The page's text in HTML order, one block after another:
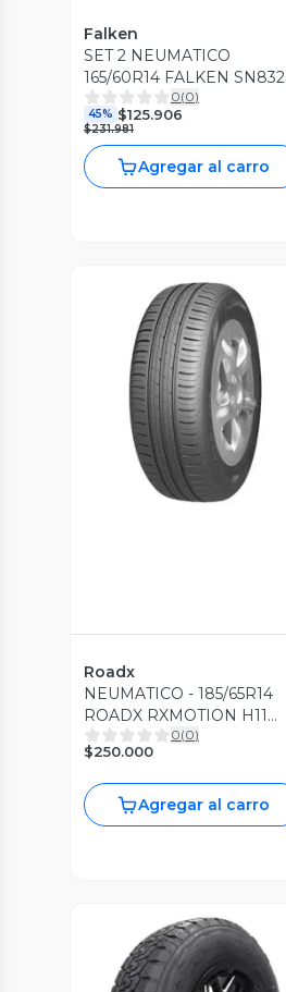
Falken
SET 2 NEUMATICO
165/60R14 FALKEN SN832
75T ID
0(0)
45% $125.906
$231.981
Agregar al carro
Vista Previa
Roadx
NEUMATICO - 185/65R14
ROADX RXMOTION H11
86H CN
0(0)
$250.000
Agregar al carro